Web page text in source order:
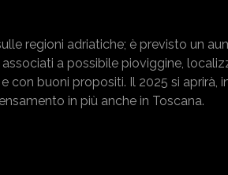
regioni adriatiche; è previsto un
a possibile pioviggine,
buoni propositi. Il 2025 si aprirà,
in più anche in Toscana.